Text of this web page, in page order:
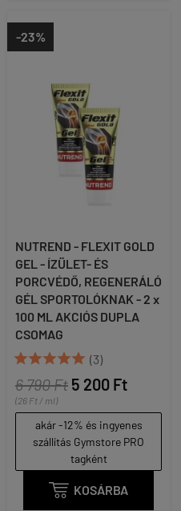
-23%
NUTREND - FLEXIT GOLD
GEL - ÍZÜLET- ÉS
PORCVÉDŐ, REGENERÁLÓ
GÉL SPORTOLÓKNAK - 2 x
100 ML AKCIÓS DUPLA
CSOMAG
 (3)
6 790 Ft 5 200 Ft
(26 Ft / ml)
akár -12% és ingyenes
szállítás Gymstore PRO
tagként
 KOSÁRBA